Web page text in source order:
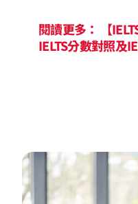
閱讀更多： 【
IELTS分數對照及